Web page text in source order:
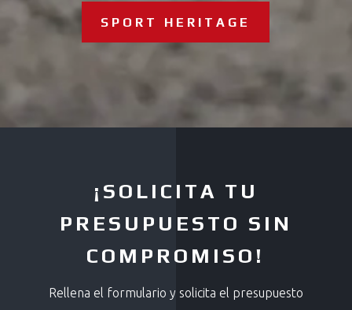
SPORT HERITAGE
¡SOLICITA TU
PRESUPUESTO SIN
COMPROMISO!
Rellena el formulario y solicita el presupuesto